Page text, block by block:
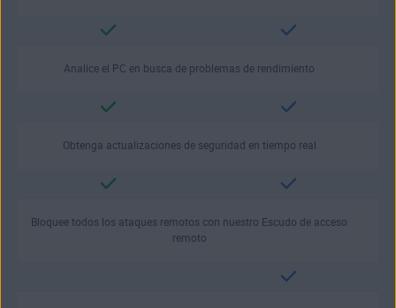
Analice el PC en busca de problemas de rendimiento
Obtenga actualizaciones de seguridad en tiempo real
Bloquee todos los ataques remotos con nuestro Escudo de acceso
remoto